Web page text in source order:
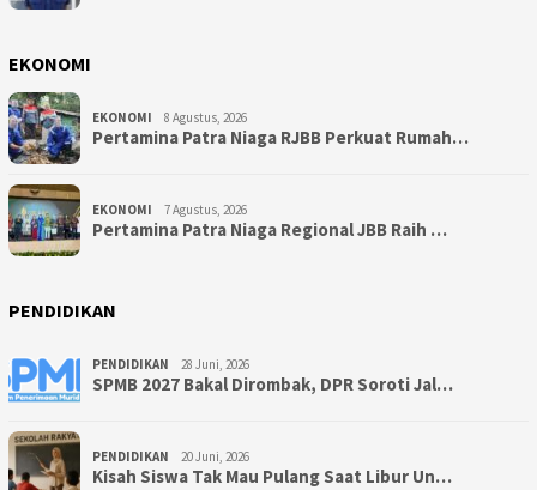
EKONOMI
EKONOMI 8 Agustus, 2026
Pertamina Patra Niaga RJBB Perkuat Rumah…
EKONOMI 7 Agustus, 2026
Pertamina Patra Niaga Regional JBB Raih …
PENDIDIKAN
PENDIDIKAN 28 Juni, 2026
SPMB 2027 Bakal Dirombak, DPR Soroti Jal…
PENDIDIKAN 20 Juni, 2026
Kisah Siswa Tak Mau Pulang Saat Libur Un…